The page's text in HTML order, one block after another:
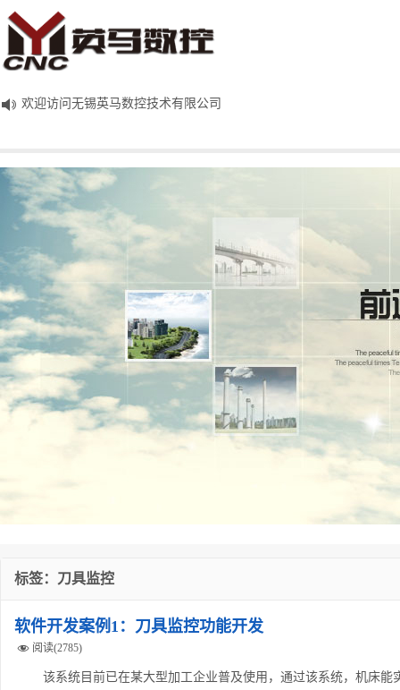
欢迎访问无锡英马数控技术有限公司
标签：刀具监控
软件开发案例1：刀具监控功能开发
阅读(2785)
该系统目前已在某大型加工企业普及使用，通过该系统，机床能